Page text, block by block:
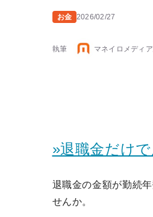
お金 2026/02/27
執筆 マネイロメディ
»退職金だけ
退職金の金額が勤続
せんか。